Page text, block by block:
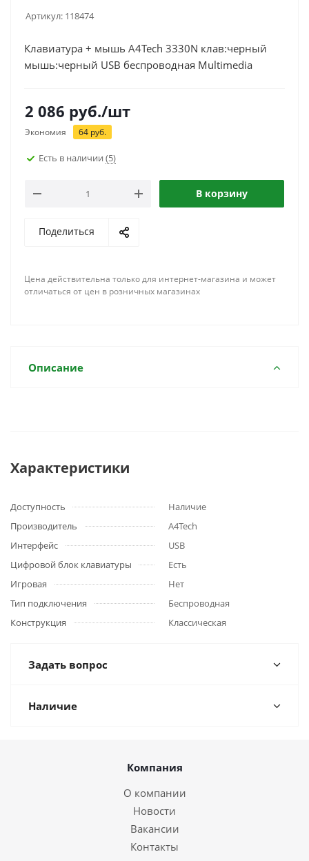
Артикул: 118474
Клавиатура + мышь A4Tech 3330N клав:черный
мышь:черный USB беспроводная Multimedia
2 086 руб./шт
Экономия 64 руб.
Есть в наличии (5)
В корзину
Поделиться
Цена действительна только для интернет-магазина и может
отличаться от цен в розничных магазинах
Описание
Характеристики
Доступность
Наличие
Производитель
A4Tech
Интерфейс
USB
Цифровой блок клавиатуры
Есть
Игровая
Нет
Тип подключения
Беспроводная
Конструкция
Классическая
Задать вопрос
Наличие
Компания
О компании
Новости
Вакансии
Контакты